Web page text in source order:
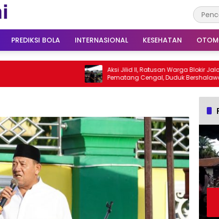
PREDIKSI BOLA INTERNASIONAL KESEHATAN
Aksi Jilid II, Ratusan Warga Blokir Jalan di
Pematang Cengal, Duduk Bershalawat
Tuntut Pengaspalan Jalan Puluhan